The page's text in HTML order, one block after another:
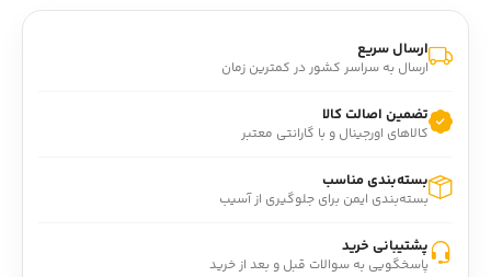
ارسال سریع
ارسال به سراسر کشور در کمترین زمان
تضمین اصالت کالا
کالاهای اورجینال و با گارانتی معتبر
بسته‌بندی مناسب
بسته‌بندی ایمن برای جلوگیری از آسیب
پشتیبانی خرید
پاسخگویی به سوالات قبل و بعد از خرید